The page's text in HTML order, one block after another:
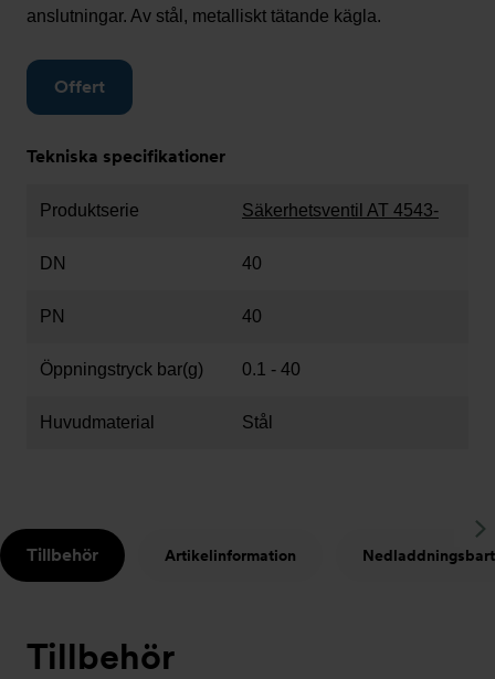
anslutningar. Av stål, metalliskt tätande kägla.
Offert
Tekniska specifikationer
Produktserie Säkerhetsventil AT 4543-
DN 40
PN 40
Öppningstryck bar(g) 0.1 - 40
Huvudmaterial Stål
Tillbehör Artikelinformation Nedladdningsbart
Tillbehör